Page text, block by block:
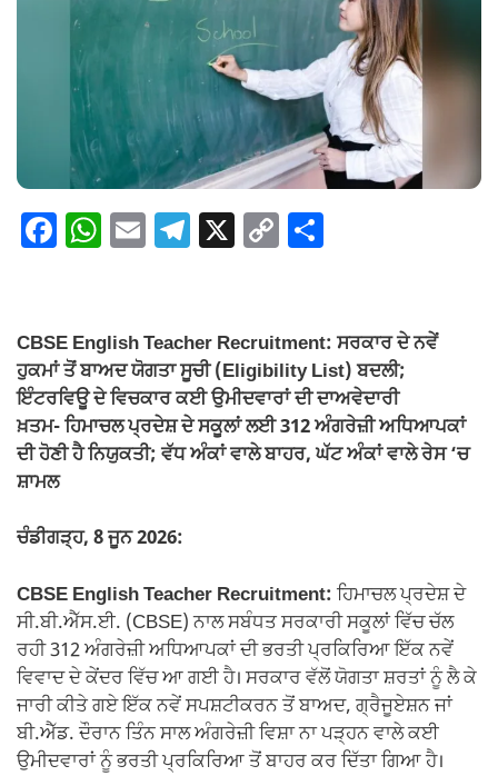
F
e
b
o
o
k
W
s
A
p
p
E T
gr
a
m
X C
y
Li
n
k
e
CBSE English Teacher Recruitment: ਸਰਕਾਰ ਦੇ ਨਵੇਂ
ਹੁਕਮਾਂ ਤੋਂ ਬਾਅਦ ਯੋਗਤਾ ਸੂਚੀ (Eligibility List) ਬਦਲੀ;
ਇੰਟਰਵਿਊ ਦੇ ਵਿਚਕਾਰ ਕਈ ਉਮੀਦਵਾਰਾਂ ਦੀ ਦਾਅਵੇਦਾਰੀ
ਖ਼ਤਮ- ਹਿਮਾਚਲ ਪ੍ਰਦੇਸ਼ ਦੇ ਸਕੂਲਾਂ ਲਈ 312 ਅੰਗਰੇਜ਼ੀ ਅਧਿਆਪਕਾਂ
ਦੀ ਹੋਣੀ ਹੈ ਨਿਯੁਕਤੀ; ਵੱਧ ਅੰਕਾਂ ਵਾਲੇ ਬਾਹਰ, ਘੱਟ ਅੰਕਾਂ ਵਾਲੇ ਰੇਸ ‘ਚ
ਸ਼ਾਮਲ
ਚੰਡੀਗੜ੍ਹ, 8 ਜੂਨ 2026:
CBSE English Teacher Recruitment: ਹਿਮਾਚਲ ਪ੍ਰਦੇਸ਼ ਦੇ
ਸੀ.ਬੀ.ਐੱਸ.ਈ. (CBSE) ਨਾਲ ਸਬੰਧਤ ਸਰਕਾਰੀ ਸਕੂਲਾਂ ਵਿੱਚ ਚੱਲ
ਰਹੀ 312 ਅੰਗਰੇਜ਼ੀ ਅਧਿਆਪਕਾਂ ਦੀ ਭਰਤੀ ਪ੍ਰਕਿਰਿਆ ਇੱਕ ਨਵੇਂ
ਵਿਵਾਦ ਦੇ ਕੇਂਦਰ ਵਿੱਚ ਆ ਗਈ ਹੈ। ਸਰਕਾਰ ਵੱਲੋਂ ਯੋਗਤਾ ਸ਼ਰਤਾਂ ਨੂੰ ਲੈ ਕੇ
ਜਾਰੀ ਕੀਤੇ ਗਏ ਇੱਕ ਨਵੇਂ ਸਪਸ਼ਟੀਕਰਨ ਤੋਂ ਬਾਅਦ, ਗ੍ਰੈਜੂਏਸ਼ਨ ਜਾਂ
ਬੀ.ਐੱਡ. ਦੌਰਾਨ ਤਿੰਨ ਸਾਲ ਅੰਗਰੇਜ਼ੀ ਵਿਸ਼ਾ ਨਾ ਪੜ੍ਹਨ ਵਾਲੇ ਕਈ
ਉਮੀਦਵਾਰਾਂ ਨੂੰ ਭਰਤੀ ਪ੍ਰਕਿਰਿਆ ਤੋਂ ਬਾਹਰ ਕਰ ਦਿੱਤਾ ਗਿਆ ਹੈ।